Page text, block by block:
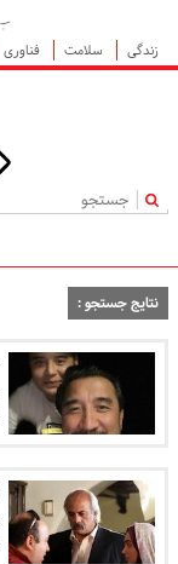
زندگی
سلامت فناوری
|
نتایج جستجو :